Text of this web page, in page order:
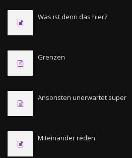
Was ist denn das hier?
Grenzen
Ansonsten unerwartet super
Miteinander reden